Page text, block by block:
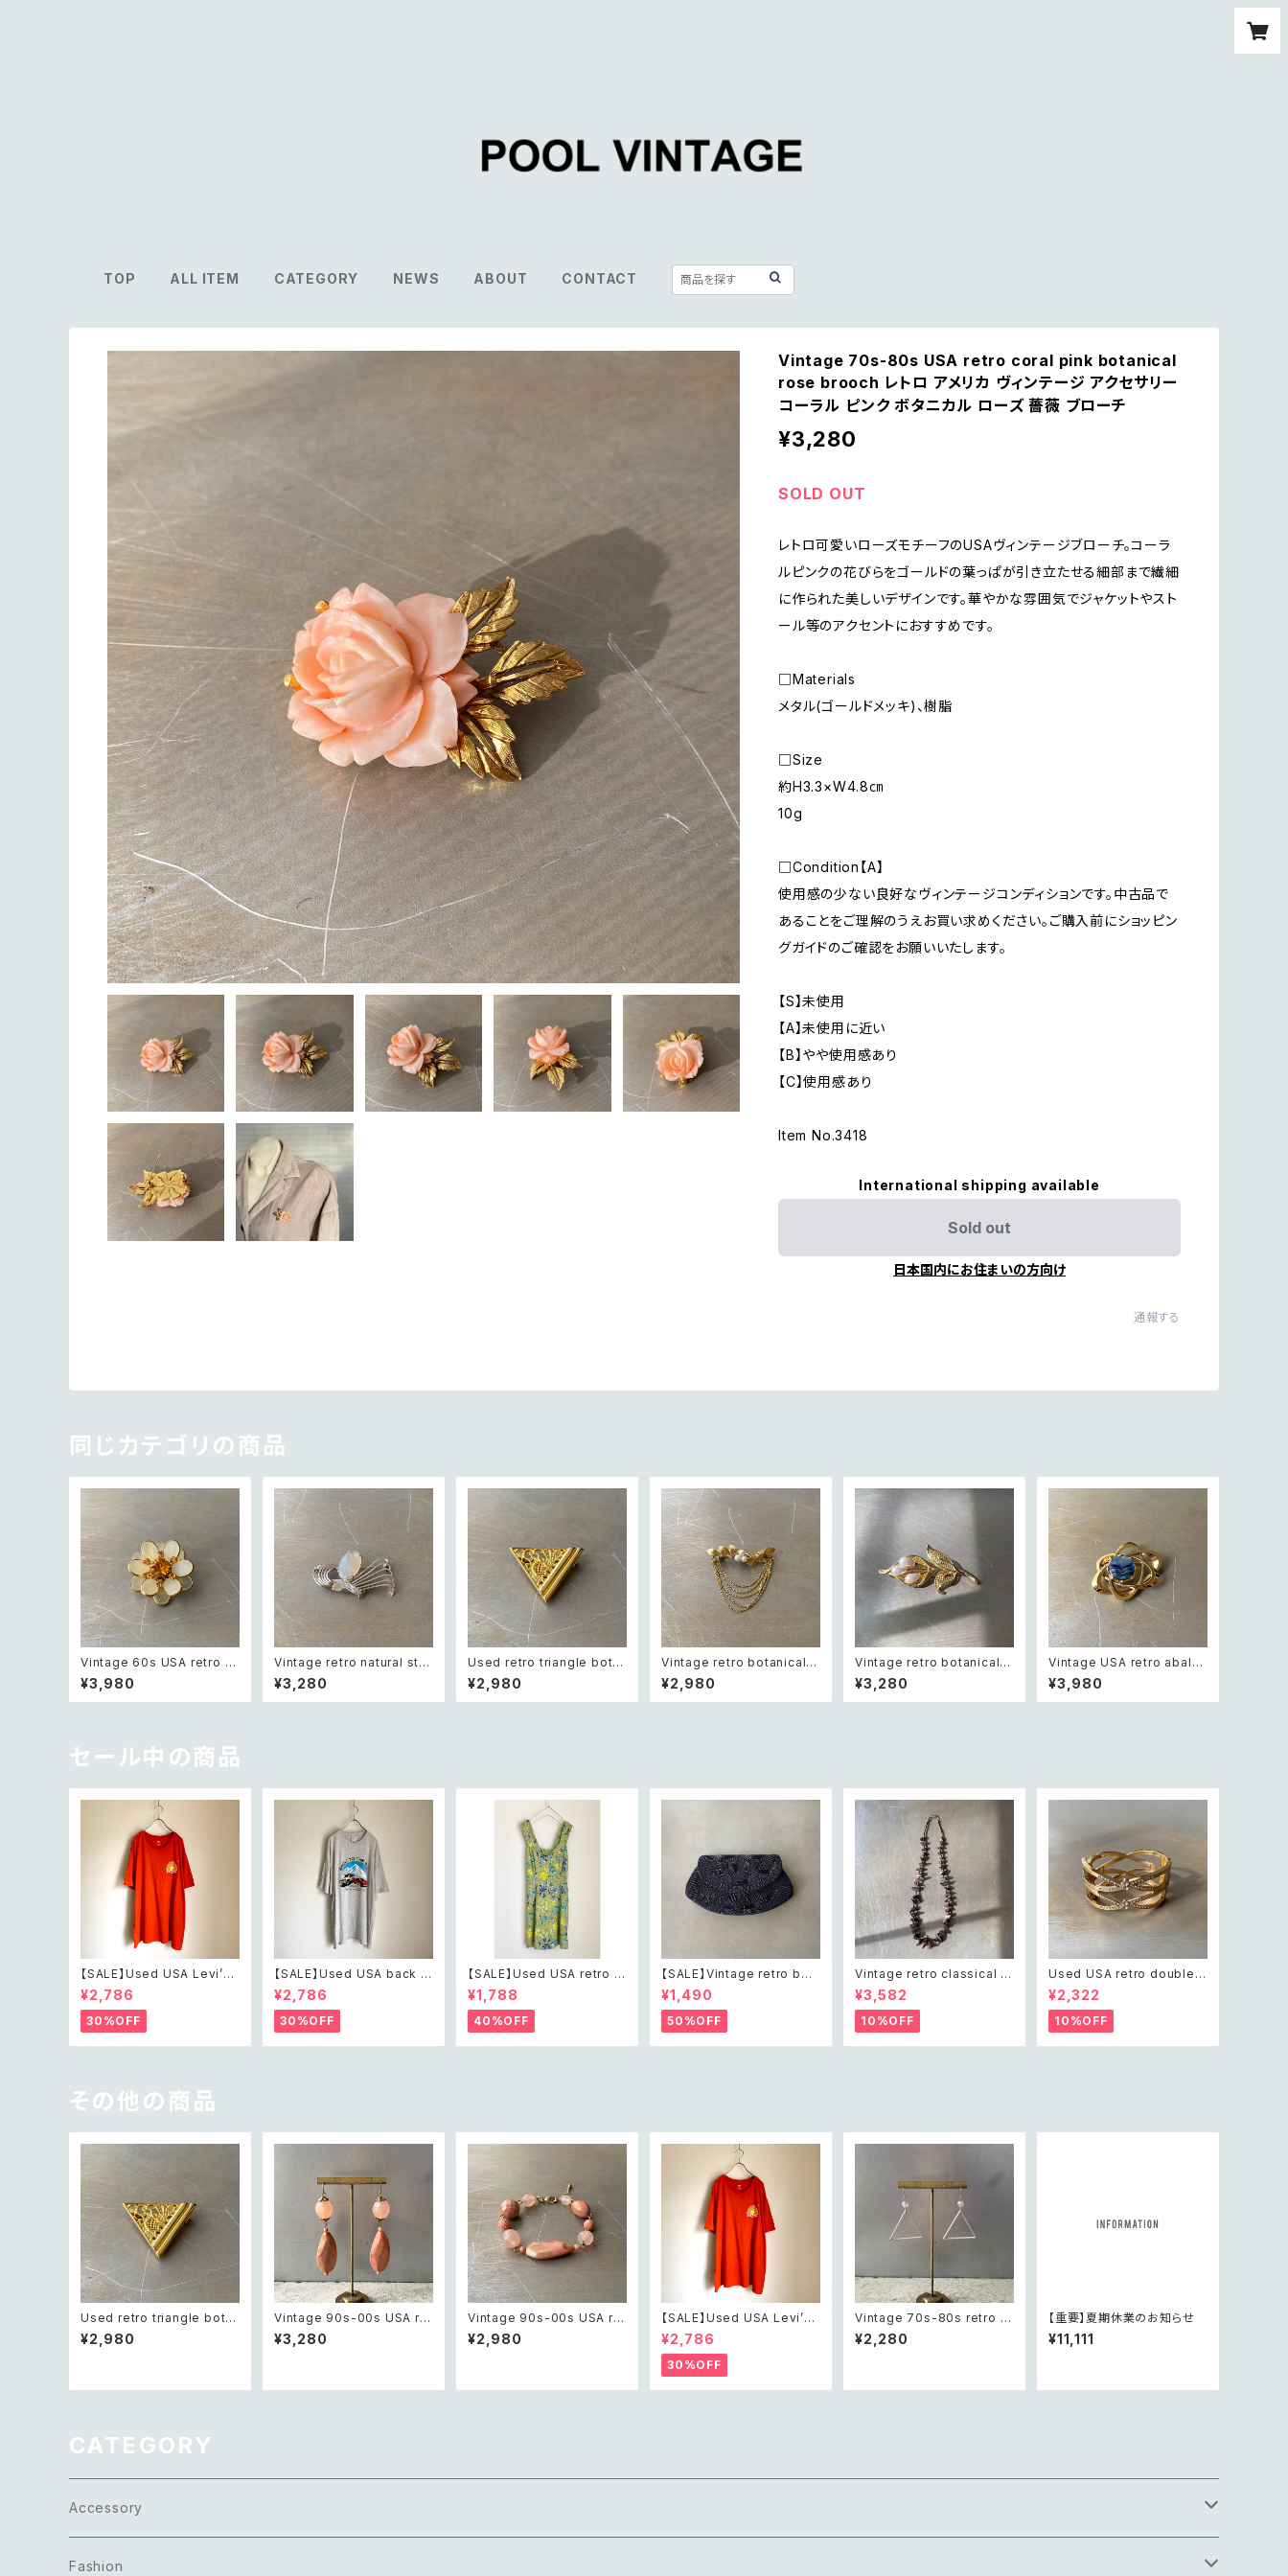
TOP ALL ITEM CATEGORY NEWS ABOUT CONTACT
Vintage 70s-80s USA retro coral pink botanical
rose brooch レトロ アメリカ ヴィンテージ アクセサリー
コーラル ピンク ボタニカル ローズ 薔薇 ブローチ
¥3,280
SOLD OUT
レトロ可愛いローズモチーフのUSAヴィンテージブローチ。コーラ
ルピンクの花びらをゴールドの葉っぱが引き立たせる細部まで繊細
に作られた美しいデザインです。華やかな雰囲気でジャケットやスト
ール等のアクセントにおすすめです。
□Materials
メタル(ゴールドメッキ)、樹脂
□Size
約H3.3×W4.8㎝
10g
□Condition【A】
使用感の少ない良好なヴィンテージコンディションです。中古品で
あることをご理解のうえお買い求めください。ご購入前にショッピン
グガイドのご確認をお願いいたします。
【S】未使用
【A】未使用に近い
【B】やや使用感あり
【C】使用感あり
Item No.3418
International shipping available
Sold out
日本国内にお住まいの方向け
通報する
同じカテゴリの商品
Vintage 60s USA retro fr
osted glass botanical flo
wer crystal bijou brooch
レトロ アメリカ ヴィンテージ
ル ビジュー ブローチ
¥3,980
Vintage retro natural sto
ne classical brooch レト
ロ ヴィンテージ アクセサリー
天然石 クラシカル ブローチ
¥3,280
Used retro triangle bota
nical lace design brooch
レトロ ユーズド アクセサリー
トライアングル ボタニカル レ
¥2,980
Vintage retro botanical p
earl×bijou brooch レトロ
ヴィンテージ アクセサリー ボ
タニカル パール×ビジュー ド
¥2,980
Vintage retro botanical fl
ower pearl brooch レトロ
ヴィンテージ アクセサリー ボ
タニカル フラワー パール ブロ
¥3,280
Vintage USA retro abalo
ne shell cosmic design
brooch レトロ アメリカ ヴィ
ンテージ アクセサリー 天然石
¥3,980
セール中の商品
【SALE】Used USA Levi’s
sunrise design orange t
shirt レトロ アメリカ ユーズ
ド 古着 リーバイス サンライズ
デザイン オレンジ Tシャツ X
XL
¥2,786
30%OFF
【SALE】Used USA back t
o the 80s car design t sh
irt レトロ アメリカ ユーズド
古着 カーデザイン ライトグレ
ー Tシャツ XXL
¥2,786
30%OFF
【SALE】Used USA retro b
otanical flower salopett
e short pants レトロ アメリ
カ ユーズド 古着 ライトグリー
ン ボタニカル フラワー サロペ
ット ショートパンツ
¥1,788
40%OFF
【SALE】Vintage retro bea
ds embroidery navy blue
pouch レトロ ヴィンテージ
ホワイト ビーズ刺繍 ネイビー
紺色 ポーチ
¥1,490
50%OFF
Vintage retro classical ro
ugh cut shell beads nec
klace レトロ ヴィンテージ ア
クセサリー クラシカル ラフカ
ット シェル ビーズ ネックレス
¥3,582
10%OFF
Used USA retro double c
ross crystal bijou bangle
レトロ アメリカ ユーズド アク
セサリー ゴールド ダブル クロ
ス ビジュー バングル
¥2,322
10%OFF
その他の商品
Used retro triangle bota
nical lace design brooch
レトロ ユーズド アクセサリー
¥2,980
Vintage 90s-00s USA ret
ro pink×gold marble bea
ds pierce レトロ アメリカ ヴ
ピアス/イヤリング
¥3,280
Vintage 90s-00s USA ret
ro pink×gold marble bea
ds bracelet レトロ アメリカ
ズ ブレスレット
¥2,980
【SALE】Used USA Levi’s
sunrise design orange t
shirt レトロ アメリカ ユーズ
ド 古着 リーバイス サンライズ
デザイン オレンジ Tシャツ X
XL
¥2,786
30%OFF
Vintage 70s-80s retro tri
angle design beads pier
ceレトロ ヴィンテージ アクセ
¥2,280
【重要】夏期休業のお知らせ
¥11,111
CATEGORY
Accessory
Necklace
Fashion